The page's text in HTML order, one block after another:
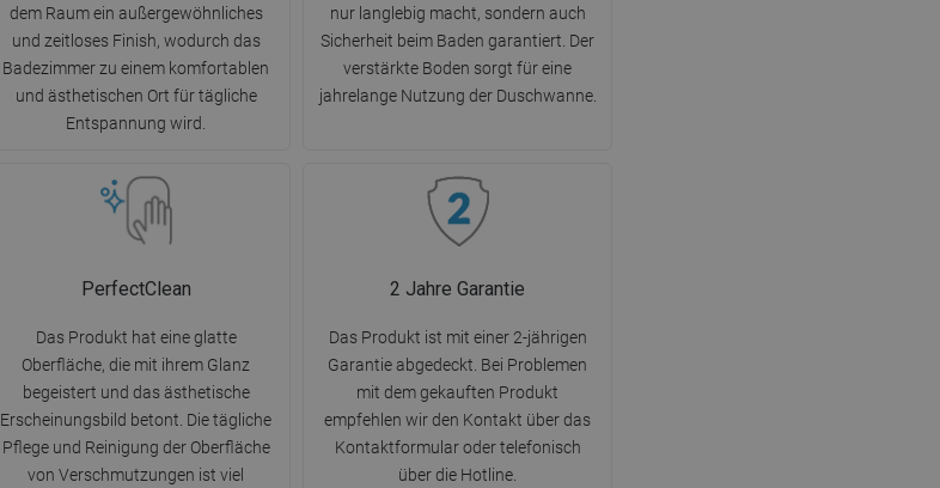
dem Raum ein außergewöhnliches
und zeitloses Finish, wodurch das
Badezimmer zu einem komfortablen
und ästhetischen Ort für tägliche
Entspannung wird.
nur langlebig macht, sondern auch
Sicherheit beim Baden garantiert. Der
verstärkte Boden sorgt für eine
jahrelange Nutzung der Duschwanne.
PerfectClean
Das Produkt hat eine glatte
Oberfläche, die mit ihrem Glanz
begeistert und das ästhetische
Erscheinungsbild betont. Die tägliche
Pflege und Reinigung der Oberfläche
von Verschmutzungen ist viel
2 Jahre Garantie
Das Produkt ist mit einer 2-jährigen
Garantie abgedeckt. Bei Problemen
mit dem gekauften Produkt
empfehlen wir den Kontakt über das
Kontaktformular oder telefonisch
über die Hotline.